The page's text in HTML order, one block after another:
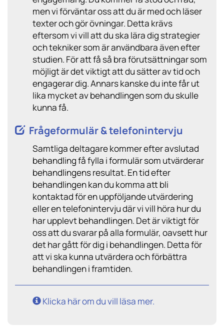
men vi förväntar oss att du är med och läser
texter och gör övningar. Detta krävs
eftersom vi vill att du ska lära dig strategier
och tekniker som är användbara även efter
studien. För att få så bra förutsättningar som
möjligt är det viktigt att du sätter av tid och
engagerar dig. Annars kanske du inte får ut
lika mycket av behandlingen som du skulle
kunna få.
Frågeformulär & telefonintervju
Samtliga deltagare kommer efter avslutad
behandling få fylla i formulär som utvärderar
behandlingens resultat. En tid efter
behandlingen kan du komma att bli
kontaktad för en uppföljande utvärdering
eller en telefonintervju där vi vill höra hur du
har upplevt behandlingen. Det är viktigt för
oss att du svarar på alla formulär, oavsett hur
det har gått för dig i behandlingen. Detta för
att vi ska kunna utvärdera och förbättra
behandlingen i framtiden.
Klicka här om du vill läsa mer.